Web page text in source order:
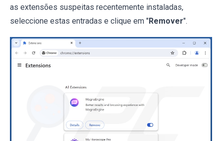
as extensões suspeitas recentemente instaladas,
seleccione estas entradas e clique em "Remover".